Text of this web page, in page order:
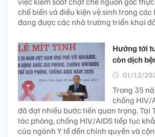
chế biến và điều kiện vệ sinh trong các
đang được các nhà trường triển khai
Hướng tới
còn dịch
01/12/
Trong 35
chống HIV/
đã đạt nhiều bước tiến quan trọng. Tại
tác phòng, chống HIV/AIDS tiếp tục
của ngành Y tế đến chính quyền và